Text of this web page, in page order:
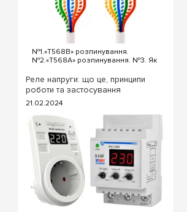
№1.«T568B» розпинування.
№2.«T568A» розпинування. №3. Як
«T568B» розпинування інтернет
кабелю Порядок проводів схеми
«T568B»: «T568B» 1...
Реле напруги: що це, принципи
роботи та застосування
21.02.2024